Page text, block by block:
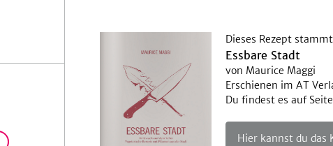
Dieses Rezept
Essbare Stadt
von Maurice Maggi
Erschienen im AT
Du findest es auf
Hier kannst du das